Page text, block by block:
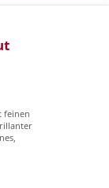
feinen